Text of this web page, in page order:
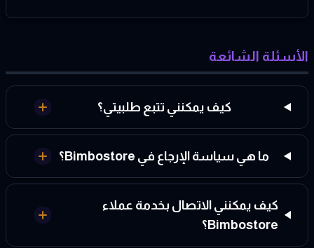
الأسئلة الشائعة
كيف يمكنني تتبع طلبيتي؟
ما هي سياسة الإرجاع في Bimbostore؟
كيف يمكنني الاتصال بخدمة عملاء
Bimbostore؟